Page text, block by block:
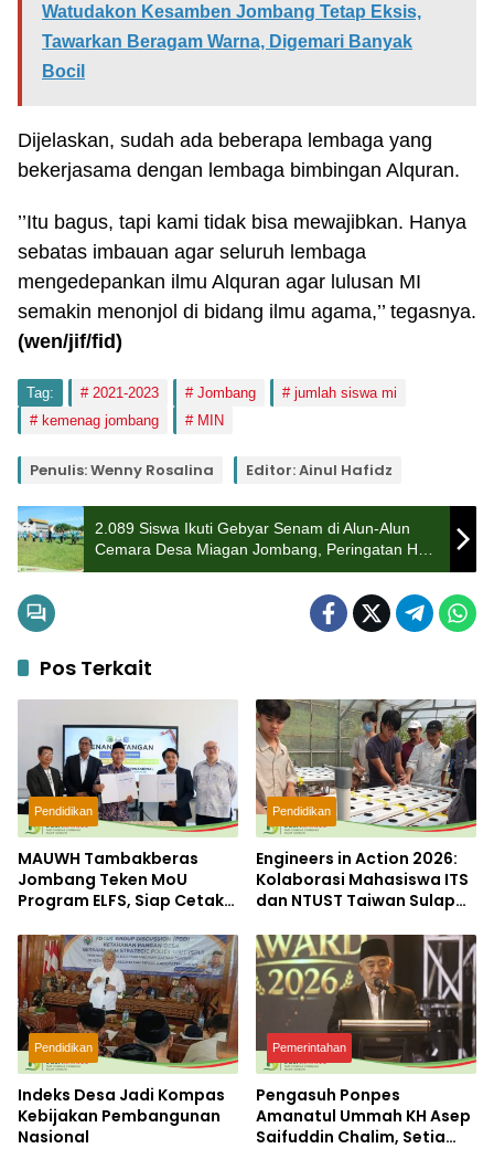
Watudakon Kesamben Jombang Tetap Eksis,
Tawarkan Beragam Warna, Digemari Banyak
Bocil
Dijelaskan, sudah ada beberapa lembaga yang
bekerjasama dengan lembaga bimbingan Alquran.
’’Itu bagus, tapi kami tidak bisa mewajibkan. Hanya
sebatas imbauan agar seluruh lembaga
mengedepankan ilmu Alquran agar lulusan MI
semakin menonjol di bidang ilmu agama,’’ tegasnya.
(wen/jif/fid)
Tag: 2021-2023 Jombang
jumlah siswa mi
kemenag jombang
MIN
Penulis: Wenny Rosalina Editor: Ainul Hafidz
2.089 Siswa Ikuti Gebyar Senam di Alun-Alun
Cemara Desa Miagan Jombang, Peringatan HAB
Kemenag ke-78
Pos Terkait
Pendidikan
MAUWH Tambakberas
Jombang Teken MoU
Program ELFS, Siap Cetak
Global
Pendidikan
Engineers in Action 2026:
Kolaborasi Mahasiswa ITS
dan NTUST Taiwan Sulap
Laboratorium Inovasi
Berkelanjutan
Pendidikan
Indeks Desa Jadi Kompas
Kebijakan Pembangunan
Nasional
Pemerintahan
Pengasuh Ponpes
Amanatul Ummah KH Asep
Saifuddin Chalim, Setia